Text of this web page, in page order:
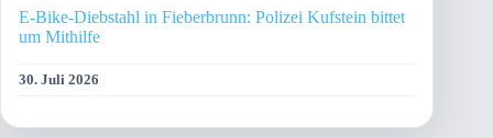
E-Bike-Diebstahl in Fieberbrunn: Polizei Kufstein bittet
um Mithilfe
30. Juli 2026